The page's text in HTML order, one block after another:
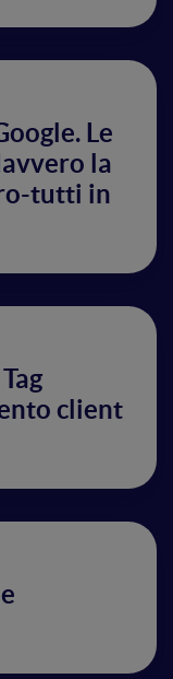
Le
la
tutti in
client